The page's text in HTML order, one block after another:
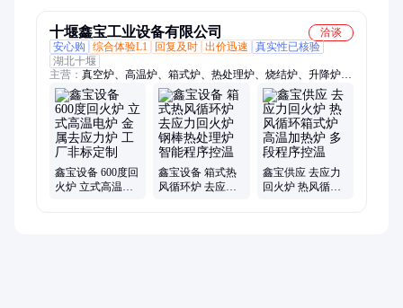
十堰鑫宝工业设备有限公司
洽谈
安心购
综合体验L1 回复及时 出价迅速
真实性已核验
湖北十堰
主营： 真空炉、高温炉、箱式炉、热处理炉、烧结炉、升降炉、
回火炉、马弗炉、实验炉、工业电炉、电阻炉
鑫宝设备 600度回
火炉 立式高温电
鑫宝设备 箱式热
风循环炉 去应力
鑫宝供应 去应力
回火炉 热风循环